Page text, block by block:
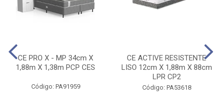
CE PRO X - MP 34cm X
1,88m X 1,38m PCP CES
Código: PA91959
CE ACTIVE RESISTENTE
LISO 12cm X 1,88m X 88cm
LPR CP2
Código: PA53618